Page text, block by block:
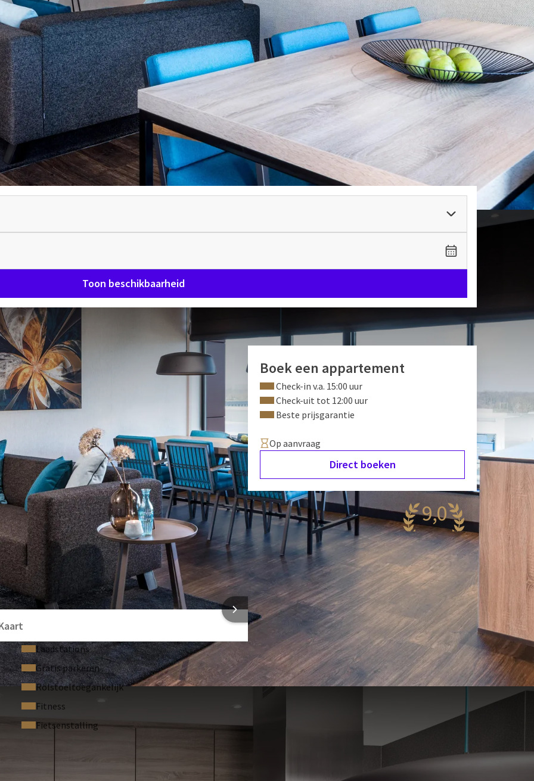
Toon beschikbaarheid
ideaal als u meer faciliteiten wenst, of voor een langere
ruime badkamer is de Executive Suite voorzien van
inductiekookplaten, Nespresso apparaat, combi
apart toilet, wasmachine en zijn er strijkvoorzieningen
van ons moderne Wellness Center met fitness- en
geldt hiervoor een aangepast
en vrijdag.
aaneengesloten, kunt u contact opnemen
vrijblijvende offerte.
Ligbad en/of douche
Slippers
Aparte douche
Cosmetica spiegel
Eetgedeelte
Boek een appartement
Check-in v.a. 15:00 uur
Check-uit tot 12:00 uur
Beste prijsgarantie
Op aanvraag
Direct boeken
9,0
Waanzinnig
350 reviews
INFORMATIE
Laadstations
Gratis parkeren
Rolstoeltoegankelijk
Fitness
Fietsenstalling